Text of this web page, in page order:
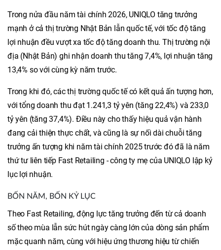
Trong nửa đầu năm tài chính 2026, UNIQLO tăng trưởng
mạnh ở cả thị trường Nhật Bản lẫn quốc tế, với tốc độ tăng
lợi nhuận đều vượt xa tốc độ tăng doanh thu. Thị trường nội
địa (Nhật Bản) ghi nhận doanh thu tăng 7,4%, lợi nhuận tăng
13,4% so với cùng kỳ năm trước.
Trong khi đó, các thị trường quốc tế có kết quả ấn tượng hơn,
với tổng doanh thu đạt 1.241,3 tỷ yên (tăng 22,4%) và 233,0
tỷ yên (tăng 37,4%). Điều này cho thấy hiệu quả vận hành
đang cải thiện thực chất, và cũng là sự nối dài chuỗi tăng
trưởng ấn tượng khi năm tài chính 2025 trước đó đã là năm
thứ tư liên tiếp Fast Retailing - công ty mẹ của UNIQLO lập kỷ
lục lợi nhuận.
BỐN NĂM, BỐN KỶ LỤC
Theo Fast Retailing, động lực tăng trưởng đến từ cả doanh
số theo mùa lẫn sức hút ngày càng lớn của dòng sản phẩm
mặc quanh năm, cùng với hiệu ứng thương hiệu từ chiến